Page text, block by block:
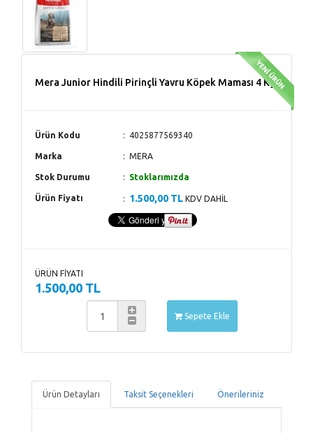
Mera Junior Hindili Pirinçli Yavru Köpek Maması 4 Kg
Ürün Kodu 4025877569340
Marka MERA
Stok Durumu Stoklarımızda
Ürün Fiyatı 1.500,00 TL KDV DAHİL
ÜRÜN FİYATI
1.500,00 TL
Sepete Ekle
Ürün Detayları Taksit Seçenekleri Önerileriniz